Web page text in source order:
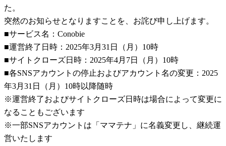
た。
突然のお知らせとなりますことを、お詫び申し上げます。
■サービス名：Conobie
■運営終了日時：2025年3月31日（月）10時
■サイトクローズ日時：2025年4月7日（月）10時
■各SNSアカウントの停止およびアカウント名の変更：2025
年3月31日（月）10時以降随時
※運営終了およびサイトクローズ日時は場合によって変更に
なることもございます
※一部SNSアカウントは「ママテナ」に名義変更し、継続運
営いたします